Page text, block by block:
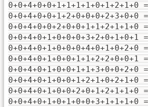
0+0+4+0+0+1+1+1+1+0+1+2+1+0
0+0+4+0+0+1+2+0+0+0+2+3+0+0
0+0+4+0+0+2+0+0+1+1+2+1+1+0
0+0+4+0+1+0+0+0+3+2+0+1+0+1
0+0+4+0+1+0+0+0+4+0+1+0+2+0
0+0+4+0+1+0+0+1+1+2+2+0+0+1
0+0+4+0+1+0+0+1+1+3+0+0+2+0
0+0+4+0+1+0+0+1+2+1+0+2+1+0
0+0+4+0+1+0+0+2+0+1+2+1+1+0
0+0+4+0+1+0+1+0+0+3+1+1+1+0